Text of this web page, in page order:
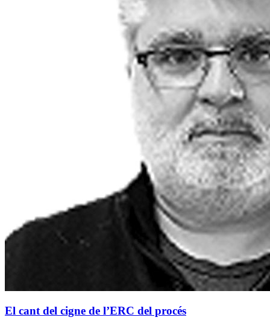
El cant del cigne de l’ERC del procés